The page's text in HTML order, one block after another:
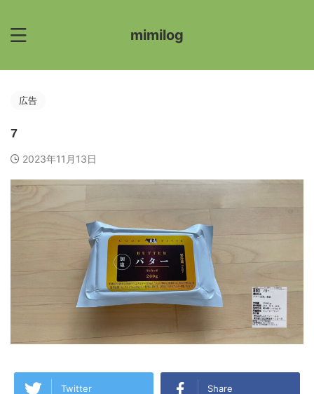
mimilog
広告
7
2023年11月13日
Twitter Share